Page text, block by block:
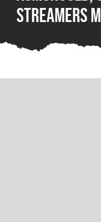
streamers
Twitch por